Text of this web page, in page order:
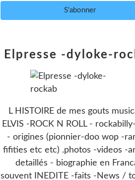
Elpresse -dyloke-
L HISTOIRE de mes gouts
ELVIS -ROCK N ROLL -
- origines (pionnier-doo wop -
fifities etc etc) .photos -videos -
detaillés - biographie en
souvent INEDITE -faits -News /